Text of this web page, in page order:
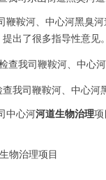
鞍河、中心河黑臭
出了很多指导性意见
我司鞭鞍河、中心河
中心河河道生物治理项